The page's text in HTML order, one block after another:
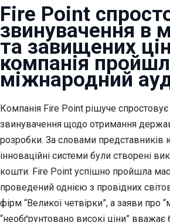
Fire Point
звинувачення в
та завищених
компанія
міжнародний
Компанія Fire Point рішуче спростовує
звинувачення щодо отримання
розробки. За словами представників
інноваційні системи були створені
кошти. Fire Point успішно пройшла
проведений однією з провідних
фірм “Великої четвірки”, а заяви про
“необґрунтовано високі ціни”